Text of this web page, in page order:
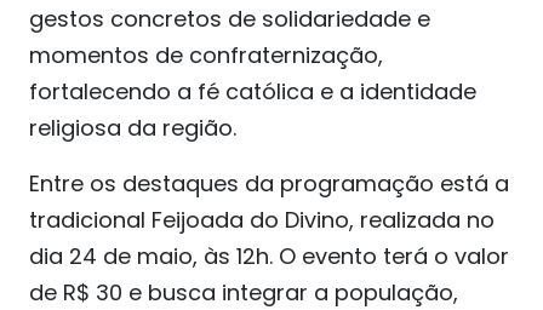
gestos concretos de solidariedade e
momentos de confraternização,
fortalecendo a fé católica e a identidade
religiosa da região.
Entre os destaques da programação está a
tradicional Feijoada do Divino, realizada no
dia 24 de maio, às 12h. O evento terá o valor
de R$ 30 e busca integrar a população,